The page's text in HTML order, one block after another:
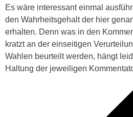
Es wäre interessant einmal
den Wahrheitsgehalt der hier
erhalten. Denn was in den
kratzt an der einseitigen
Wahlen beurteilt werden, hängt
Haltung der jeweiligen